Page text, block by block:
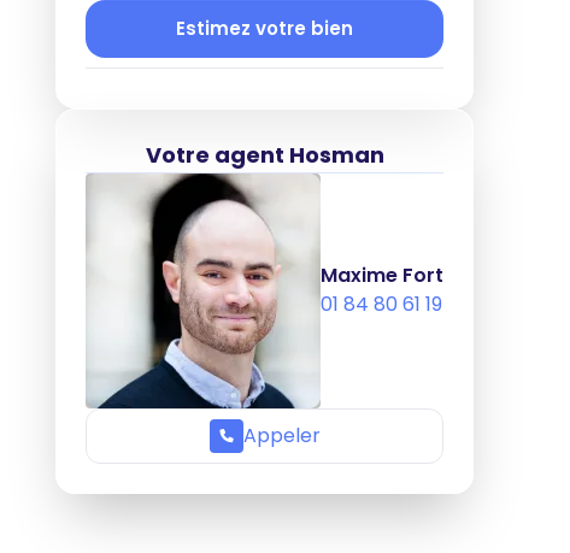
Estimez votre bien
Votre agent Hosman
Maxime Fort
01 84 80 61 19
Appeler